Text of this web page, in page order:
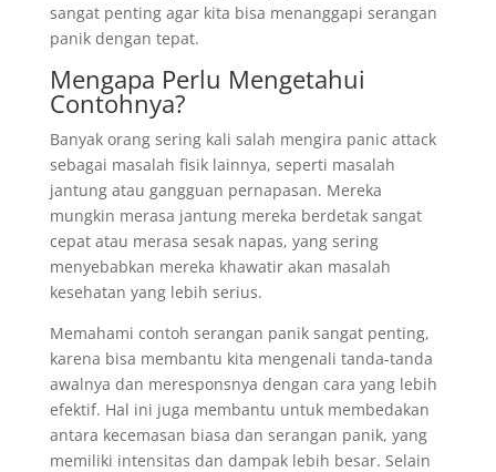
sangat penting agar kita bisa menanggapi serangan
panik dengan tepat.
Mengapa Perlu Mengetahui
Contohnya?
Banyak orang sering kali salah mengira panic attack
sebagai masalah fisik lainnya, seperti masalah
jantung atau gangguan pernapasan. Mereka
mungkin merasa jantung mereka berdetak sangat
cepat atau merasa sesak napas, yang sering
menyebabkan mereka khawatir akan masalah
kesehatan yang lebih serius.
Memahami contoh serangan panik sangat penting,
karena bisa membantu kita mengenali tanda-tanda
awalnya dan meresponsnya dengan cara yang lebih
efektif. Hal ini juga membantu untuk membedakan
antara kecemasan biasa dan serangan panik, yang
memiliki intensitas dan dampak lebih besar. Selain